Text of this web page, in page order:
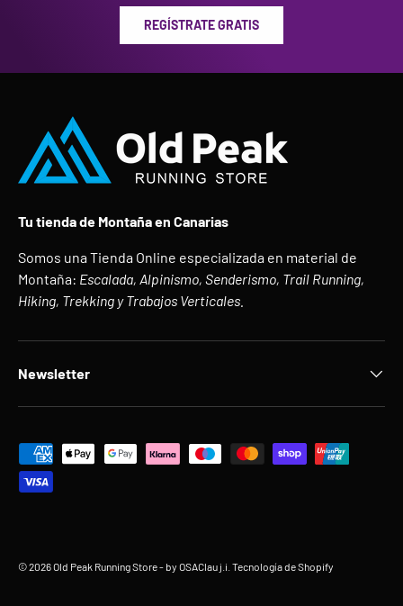
REGÍSTRATE GRATIS
Tu tienda de Montaña en Canarias
Somos una Tienda Online especializada en material de
Montaña: Escalada, Alpinismo, Senderismo, Trail Running,
Hiking, Trekking y Trabajos Verticales.
Newsletter
Formas de pago aceptadas
© 2026Old Peak Running Store- by OSAClau j.i. Tecnología de Shopify